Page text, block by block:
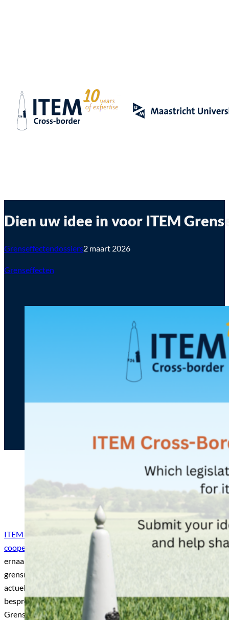
Dien uw idee in voor ITEM
Grenseffectendossiers2 maart 2026
Grenseffecten
ITEM (Institute for Transnational and Euregional cross-border
cooperation and Mobility, Maastricht University) streeft
ernaar de effecten van wetgeving, beleid en handhaving op
grensregio’s te onderzoeken door de meest interessante en
actuele vraagstukken grondig te analyseren, te publiceren en te
bespreken. Dit gebeurt via jaarlijkse ITEM
Grenseffectenrapportages. De primaire focus ligt op de